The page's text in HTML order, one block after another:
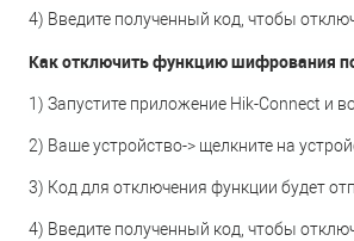
4) Введите полученный код, чтобы
Как отключить функцию шифрования
1) Запустите приложение Hik-Connect и
2) Ваше устройство-> щелкните на
3) Код для отключения функции будет
4) Введите полученный код, чтобы